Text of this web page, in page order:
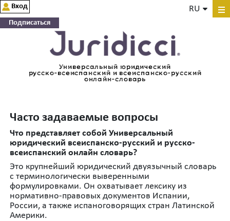
Универсальный юридический
русско-всеиспанский и всеиспанско-русский
онлайн-словарь
RU
Вход
Подписаться
Часто задаваемые вопросы
Что представляет собой Универсальный
юридический всеиспанско-русский и русско-
всеиспанский онлайн словарь?
Это крупнейший юридический двуязычный словарь
с терминологически выверенными
формулировками. Он охватывает лексику из
нормативно-правовых документов Испании,
России, а также испаноговорящих стран Латинской
Америки.